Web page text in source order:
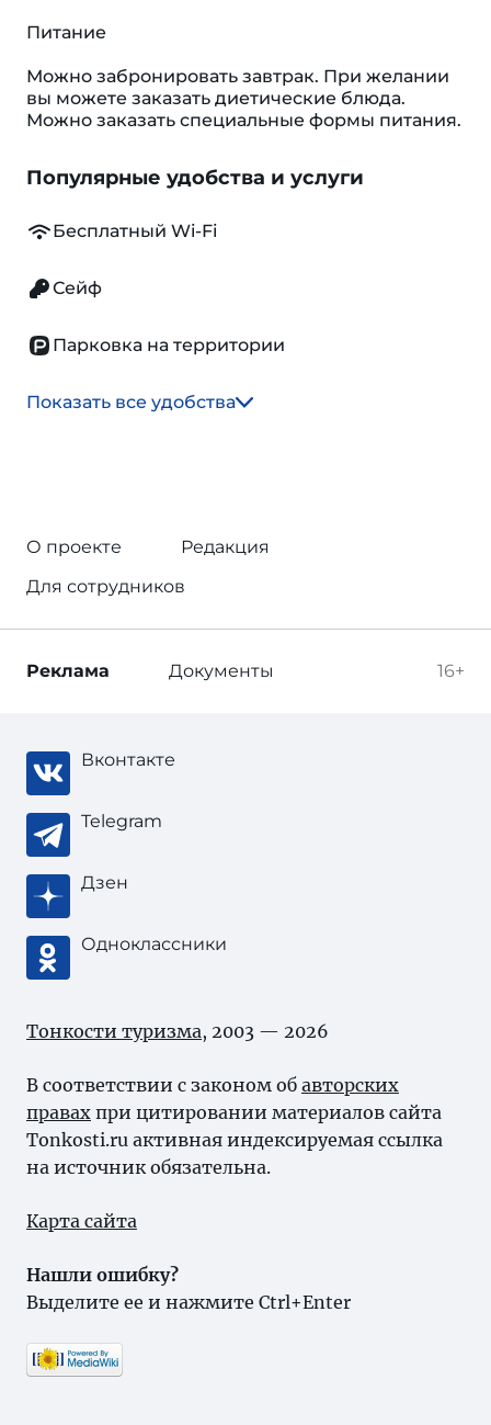
Питание
Можно забронировать завтрак. При желании
вы можете заказать диетические блюда.
Можно заказать специальные формы питания.
Популярные удобства и услуги
Бесплатный Wi-Fi
Сейф
Парковка на территории
Показать все удобства
О проекте
Редакция
Для сотрудников
16+
Реклама Документы
Вконтакте
Telegram
Дзен
Одноклассники
Тонкости туризма, 2003 — 2026
В соответствии с законом об авторских
правах при цитировании материалов сайта
Tonkosti.ru активная индексируемая ссылка
на источник обязательна.
Карта сайта
Нашли ошибку?
Выделите ее и нажмите Ctrl+Enter